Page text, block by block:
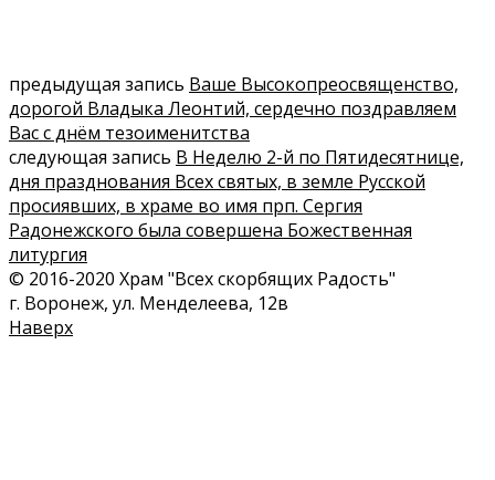
предыдущая запись Ваше Высокопреосвященство,
дорогой Владыка Леонтий, сердечно поздравляем
Вас с днём тезоименитства
следующая запись В Неделю 2-й по Пятидесятнице,
дня празднования Всех святых, в земле Русской
просиявших, в храме во имя прп. Сергия
Радонежского была совершена Божественная
литургия
© 2016-2020 Храм "Всех скорбящих Радость"
г. Воронеж, ул. Менделеева, 12в
Наверх